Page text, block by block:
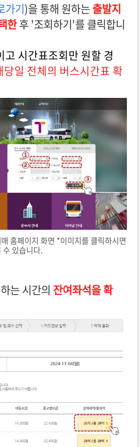
가기)을 통해 원하는출발지
한후 '조회하기'를 클릭합니
시간표조회만 원할 경
일 전체의 버스시간표 확
홈페이지 화면 *이미지를 클릭하시면
수 있습니다.
는 시간의 잔여좌석을 확